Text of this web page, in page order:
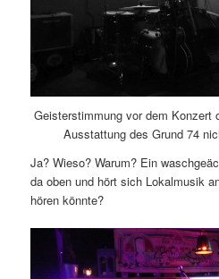
Geisterstimmung vor dem Konzert
Ausstattung des Grund 74
Ja? Wieso? Warum? Ein
da oben und hört sich Lokalmusik
hören könnte?